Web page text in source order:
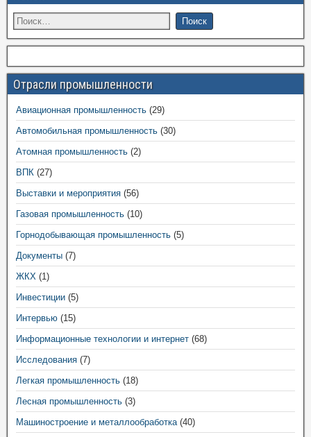
Отрасли промышленности
Авиационная промышленность (29)
Автомобильная промышленность (30)
Атомная промышленность (2)
ВПК (27)
Выставки и мероприятия (56)
Газовая промышленность (10)
Горнодобывающая промышленность (5)
Документы (7)
ЖКХ (1)
Инвестиции (5)
Интервью (15)
Информационные технологии и интернет (68)
Исследования (7)
Легкая промышленность (18)
Лесная промышленность (3)
Машиностроение и металлообработка(40)